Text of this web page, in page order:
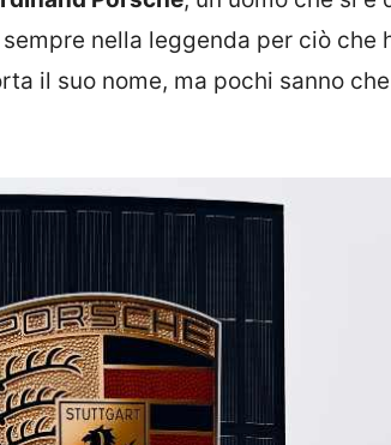
nella leggenda per ciò che
il suo nome, ma pochi sanno